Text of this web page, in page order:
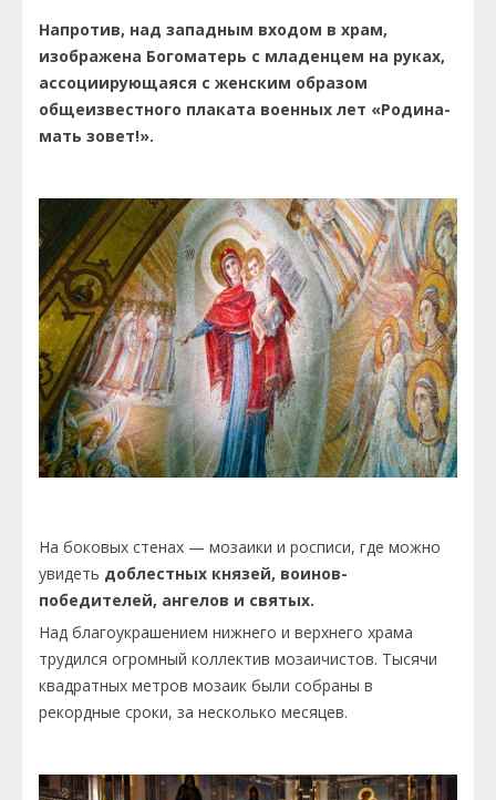
Напротив, над западным входом в храм,
изображена Богоматерь с младенцем на руках,
ассоциирующаяся с женским образом
общеизвестного плаката военных лет «Родина-
мать зовет!».
На боковых стенах — мозаики и росписи, где можно
увидеть доблестных князей, воинов-
победителей, ангелов и святых.
Над благоукрашением нижнего и верхнего храма
трудился огромный коллектив мозаичистов. Тысячи
квадратных метров мозаик были собраны в
рекордные сроки, за несколько месяцев.